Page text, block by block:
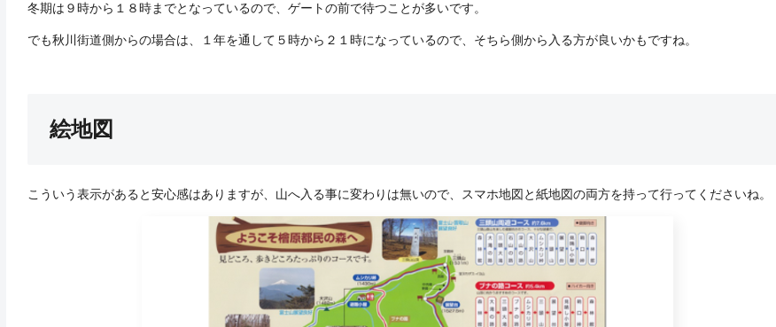
冬期は９時から１８時までとなっているので、ゲートの前で待つことが多いです。
でも秋川街道側からの場合は、１年を通して５時から２１時になっているので、そちら側から入る方が良いかもですね。
絵地図
こういう表示があると安心感はありますが、山へ入る事に変わりは無いので、スマホ地図と紙地図の両方を持って行ってくださいね。